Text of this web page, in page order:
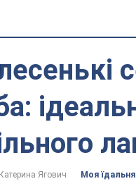
Катерина Ягович
Моя їдальня